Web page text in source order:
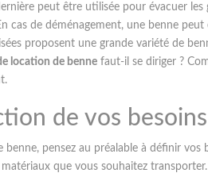
peut être utilisée pour évacuer les
cas de déménagement, une benne peut
proposent une grande variété de
location de benne faut-il se diriger ?
de vos besoins
pensez au préalable à définir vos
que vous souhaitez